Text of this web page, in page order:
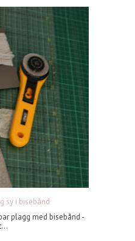
sy i bisebånd
plagg med bisebånd -